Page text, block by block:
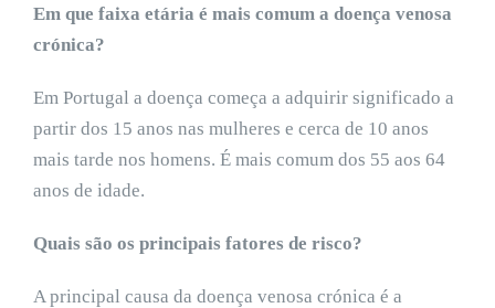
Em que faixa etária é mais comum a doença venosa
crónica?
Em Portugal a doença começa a adquirir significado a
partir dos 15 anos nas mulheres e cerca de 10 anos
mais tarde nos homens. É mais comum dos 55 aos 64
anos de idade.
Quais são os principais fatores de risco?
A principal causa da doença venosa crónica é a